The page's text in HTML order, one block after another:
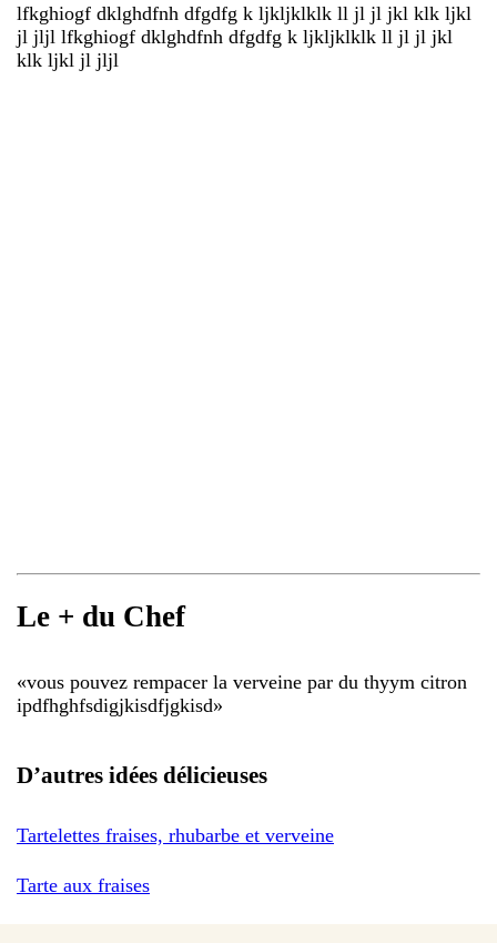
lfkghiogf dklghdfnh dfgdfg k ljkljklklk ll jl jl jkl klk ljkl
jl jljl lfkghiogf dklghdfnh dfgdfg k ljkljklklk ll jl jl jkl
klk ljkl jl jljl
Le + du Chef
«vous pouvez rempacer la verveine par du thyym citron
ipdfhghfsdigjkisdfjgkisd»
D’autres idées délicieuses
Tartelettes fraises, rhubarbe et verveine
Tarte aux fraises